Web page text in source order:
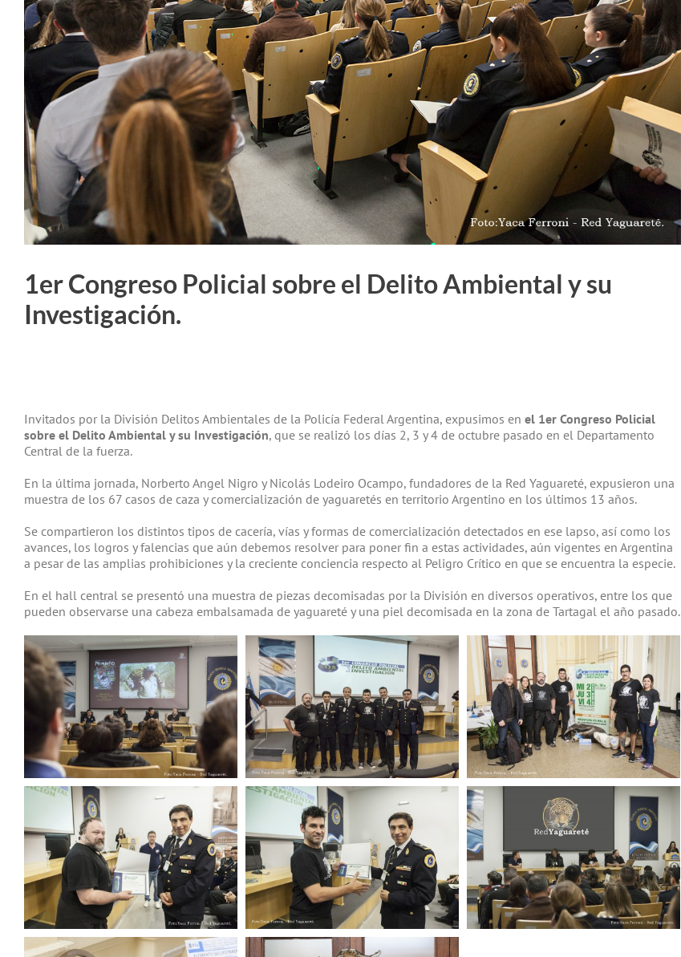
1er Congreso Policial sobre el Delito Ambiental y su
Investigación.
Invitados por la División Delitos Ambientales de la Policía Federal Argentina, expusimos en el 1er Congreso Policial
sobre el Delito Ambiental y su Investigación, que se realizó los días 2, 3 y 4 de octubre pasado en el Departamento
Central de la fuerza.
En la última jornada, Norberto Angel Nigro y Nicolás Lodeiro Ocampo, fundadores de la Red Yaguareté, expusieron una
muestra de los 67 casos de caza y comercialización de yaguaretés en territorio Argentino en los últimos 13 años.
Se compartieron los distintos tipos de cacería, vías y formas de comercialización detectados en ese lapso, así como los
avances, los logros y falencias que aún debemos resolver para poner fin a estas actividades, aún vigentes en Argentina
a pesar de las amplias prohibiciones y la creciente conciencia respecto al Peligro Crítico en que se encuentra la especie.
En el hall central se presentó una muestra de piezas decomisadas por la División en diversos operativos, entre los que
pueden observarse una cabeza embalsamada de yaguareté y una piel decomisada en la zona de Tartagal el año pasado.